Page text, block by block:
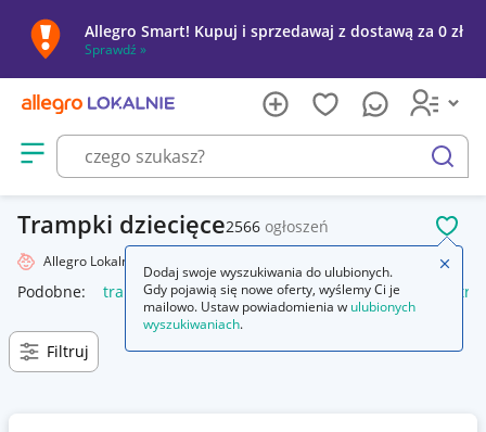
Allegro Smart! Kupuj i sprzedawaj z dostawą za 0 zł
Sprawdź »
Otwórz menu z kategoriami
szukaj
Trampki dziecięce2566 ogłoszeń
Allegro Lokalnie
Podobne: trampki trampki damskie trampki converse
Filtruj
Dodaj swoje wyszukiwania do ulubionych.
Gdy pojawią się nowe oferty, wyślemy Ci je
mailowo. Ustaw powiadomienia w ulubionych
wyszukiwaniach.